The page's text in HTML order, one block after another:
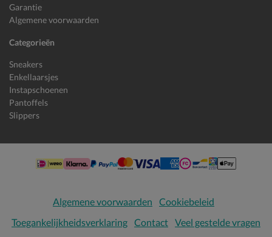
Garantie
Algemene voorwaarden
Categorieën
Sneakers
Enkellaarsjes
Instapschoenen
Pantoffels
Slippers
Algemene voorwaarden
Cookiebeleid
Toegankelijkheidsverklaring Contact Veel gestelde vragen